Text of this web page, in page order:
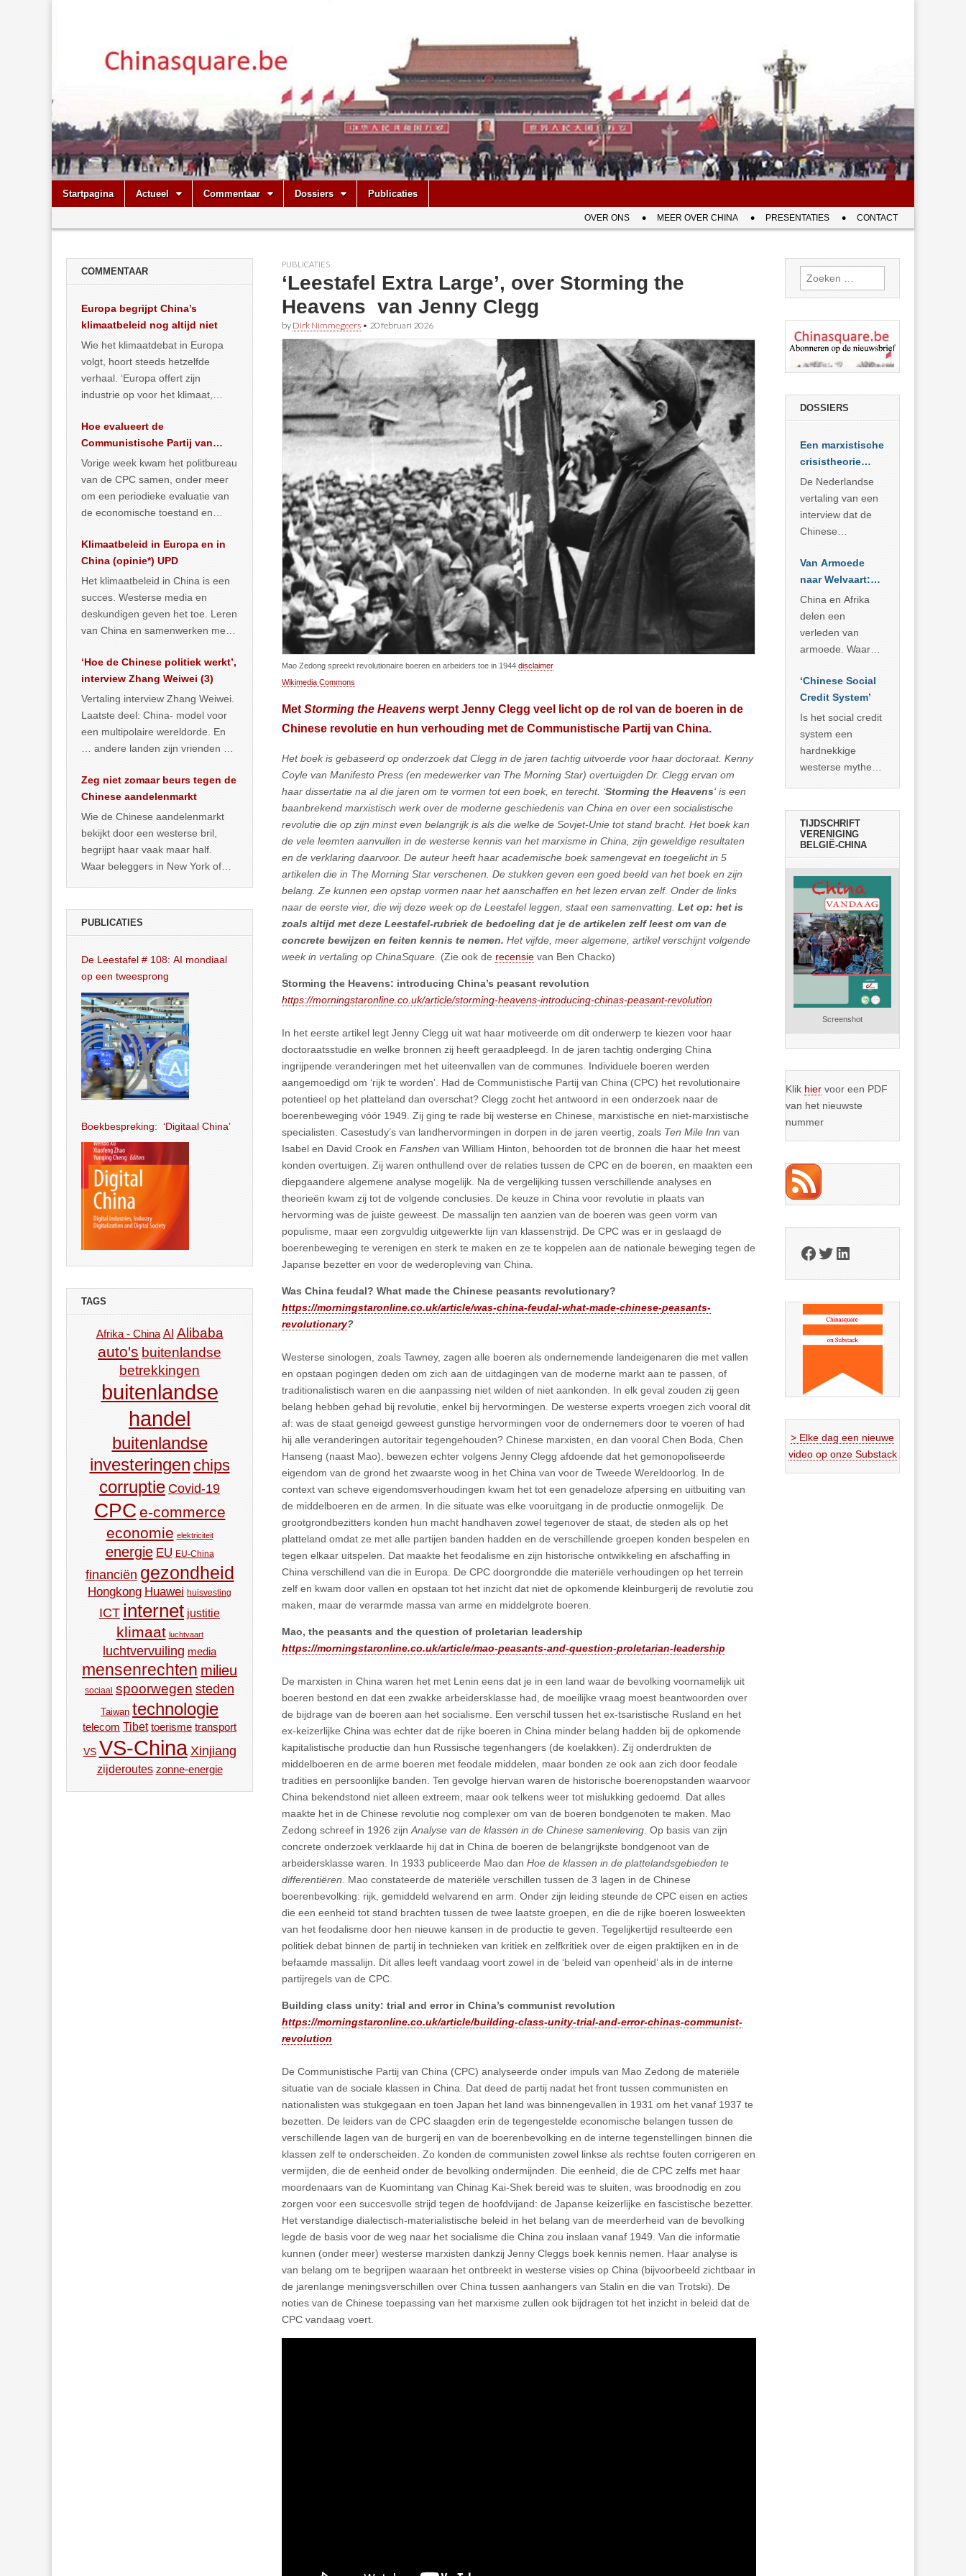
Chinasquare.be
Main
menu
Skip
Startpagina Actueel Commentaar Dossiers Publicaties
menu
OVER ONS MEER OVER CHINA PRESENTATIES CONTACT
PUBLICATIES
‘Leestafel Extra Large’, over Storming the
Heavens van Jenny Clegg
by Dirk Nimmegeers • 20 februari 2026
Mao Zedong spreekt revolutionaire boeren en arbeiders toe in 1944disclaimer
Wikimedia Commons
Met Storming the Heavens werpt Jenny Clegg veel licht op de rol van de boeren in de
Chinese revolutie en hun verhouding met de Communistische Partij van China.
Het boek is gebaseerd op onderzoek dat Clegg in de jaren tachtig uitvoerde voor haar doctoraat. Kenny
Coyle van Manifesto Press (en medewerker van The Morning Star) overtuigden Dr. Clegg ervan om
haar dissertatie na al die jaren om te vormen tot een boek, en terecht. ‘Storming the Heavens‘ is een
baanbrekend marxistisch werk over de moderne geschiedenis van China en over een socialistische
revolutie die op zijn minst even belangrijk is als die welke de Sovjet-Unie tot stand bracht. Het boek kan
de vele leemten aanvullen in de westerse kennis van het marxisme in China, zijn geweldige resultaten
en de verklaring daarvoor. De auteur heeft haar academische boek samengevat en toegelicht in 5
artikelen die in The Morning Star verschenen. De stukken geven een goed beeld van het boek en zijn
belang. Ze kunnen een opstap vormen naar het aanschaffen en het lezen ervan zelf. Onder de links
naar de eerste vier, die wij deze week op de Leestafel leggen, staat een samenvatting. Let op: het is
zoals altijd met deze Leestafel-rubriek de bedoeling dat je de artikelen zelf leest om van de
concrete bewijzen en feiten kennis te nemen. Het vijfde, meer algemene, artikel verschijnt volgende
week in vertaling op ChinaSquare. (Zie ook de recensie van Ben Chacko)
Storming the Heavens: introducing China’s peasant revolution
https://morningstaronline.co.uk/article/storming-heavens-introducing-chinas-peasant-revolution
In het eerste artikel legt Jenny Clegg uit wat haar motiveerde om dit onderwerp te kiezen voor haar
doctoraatsstudie en welke bronnen zij heeft geraadpleegd. In de jaren tachtig onderging China
ingrijpende veranderingen met het uiteenvallen van de communes. Individuele boeren werden
aangemoedigd om ‘rijk te worden’. Had de Communistische Partij van China (CPC) het revolutionaire
potentieel op het platteland dan overschat? Clegg zocht het antwoord in een onderzoek naar de
boerenbeweging vóór 1949. Zij ging te rade bij westerse en Chinese, marxistische en niet-marxistische
specialisten. Casestudy’s van landhervormingen in dorpen in de jaren veertig, zoals Ten Mile Inn van
Isabel en David Crook en Fanshen van William Hinton, behoorden tot de bronnen die haar het meest
konden overtuigen. Zij waren onthullend over de relaties tussen de CPC en de boeren, en maakten een
diepgaandere algemene analyse mogelijk. Na de vergelijking tussen verschillende analyses en
theorieën kwam zij tot de volgende conclusies. De keuze in China voor revolutie in plaats van
hervorming was de juiste geweest. De massalijn ten aanzien van de boeren was geen vorm van
populisme, maar een zorgvuldig uitgewerkte lijn van klassenstrijd. De CPC was er in geslaagd de
boerenbeweging te verenigen en sterk te maken en ze te koppelen aan de nationale beweging tegen de
Japanse bezetter en voor de wederopleving van China.
Was China feudal? What made the Chinese peasants revolutionary?
https://morningstaronline.co.uk/article/was-china-feudal-what-made-chinese-peasants-
revolutionary?
Westerse sinologen, zoals Tawney, zagen alle boeren als ondernemende landeigenaren die met vallen
en opstaan pogingen deden om zich aan de uitdagingen van de moderne markt aan te passen, of
traditionalistisch waren en die aanpassing niet wilden of niet aankonden. In elk geval zouden zij geen
belang hebben gehad bij revolutie, enkel bij hervormingen. De westerse experts vroegen zich vooral dit
af: was de staat geneigd geweest gunstige hervormingen voor de ondernemers door te voeren of had
hij alle veranderingen autoritair tegengehouden? Chinese marxisten, en dan vooral Chen Boda, Chen
Hanseng (naast Mao), bewezen echter volgens Jenny Clegg afdoende dat het gemonopoliseerde
eigendom van de grond het zwaarste woog in het China van voor de Tweede Wereldoorlog. In de
context van scheve eigendomsverhoudingen kwam het tot een genadeloze afpersing en uitbuiting van
de middelboeren en de armen. In die situate was elke vooruitgang in de productie onmogelijk. De
grootgrondbezitters konden hun macht handhaven zowel tegenover de staat, de steden als op het
platteland omdat ze met alle partijen banden hadden en de verschillende groepen konden bespelen en
tegen elkaar uitspelen. Dat maakte het feodalisme en zijn historische ontwikkeling en afschaffing in
China verschillend van die in Europa. De CPC doorgrondde die materiële verhoudingen op het terrein
zelf en kwam door vallen en opstaan tot het inzicht dat niet de opkomende kleinburgerij de revolutie zou
maken, maar de verarmde massa van arme en middelgrote boeren.
Mao, the peasants and the question of proletarian leadership
https://morningstaronline.co.uk/article/mao-peasants-and-question-proletarian-leadership
De marxisten in China waren het met Lenin eens dat je in een land waar de bevolking voornamelijk uit
boeren bestond en dat een zwakke arbeidersklasse had, de moeilijke vraag moest beantwoorden over
de bijdrage van de boeren aan het socialisme. Een verschil tussen het ex-tsaristische Rusland en het
ex-keizerlijke China was echter dat de rijke boeren in China minder belang hadden bij de opkomende
kapitalistische productie dan hun Russische tegenhangers (de koelakken). Zij onderdrukten de
middelboeren en de arme boeren met feodale middelen, maar bonden ze ook aan zich door feodale
tradities en persoonlijke banden. Ten gevolge hiervan waren de historische boerenopstanden waarvoor
China bekendstond niet alleen extreem, maar ook telkens weer tot mislukking gedoemd. Dat alles
maakte het in de Chinese revolutie nog complexer om van de boeren bondgenoten te maken. Mao
Zedong schreef in 1926 zijn Analyse van de klassen in de Chinese samenleving . Op basis van zijn
concrete onderzoek verklaarde hij dat in China de boeren de belangrijkste bondgenoot van de
arbeidersklasse waren. In 1933 publiceerde Mao dan Hoe de klassen in de plattelandsgebieden te
differentiëren. Mao constateerde de materiële verschillen tussen de 3 lagen in de Chinese
boerenbevolking: rijk, gemiddeld welvarend en arm. Onder zijn leiding steunde de CPC eisen en acties
die een eenheid tot stand brachten tussen de twee laatste groepen, en die de rijke boeren losweekten
van het feodalisme door hen nieuwe kansen in de productie te geven. Tegelijkertijd resulteerde een
politiek debat binnen de partij in technieken van kritiek en zelfkritiek over de eigen praktijken en in de
befaamde massalijn. Dit alles leeft vandaag voort zowel in de ‘beleid van openheid’ als in de interne
partijregels van de CPC.
Building class unity: trial and error in China’s communist revolution
https://morningstaronline.co.uk/article/building-class-unity-trial-and-error-chinas-communist-
revolution
De Communistische Partij van China (CPC) analyseerde onder impuls van Mao Zedong de materiële
situatie van de sociale klassen in China. Dat deed de partij nadat het front tussen communisten en
nationalisten was stukgegaan en toen Japan het land was binnengevallen in 1931 om het vanaf 1937 te
bezetten. De leiders van de CPC slaagden erin de tegengestelde economische belangen tussen de
verschillende lagen van de burgerij en van de boerenbevolking en de interne tegenstellingen binnen die
klassen zelf te onderscheiden. Zo konden de communisten zowel linkse als rechtse fouten corrigeren en
vermijden, die de eenheid onder de bevolking ondermijnden. Die eenheid, die de CPC zelfs met haar
moordenaars van de Kuomintang van Chinag Kai-Shek bereid was te sluiten, was broodnodig en zou
zorgen voor een succesvolle strijd tegen de hoofdvijand: de Japanse keizerlijke en fascistische bezetter.
Het verstandige dialectisch-materialistische beleid in het belang van de meerderheid van de bevolking
legde de basis voor de weg naar het socialisme die China zou inslaan vanaf 1949. Van die informatie
kunnen (onder meer) westerse marxisten dankzij Jenny Cleggs boek kennis nemen. Haar analyse is
van belang om te begrijpen waaraan het ontbreekt in westerse visies op China (bijvoorbeeld zichtbaar in
de jarenlange meningsverschillen over China tussen aanhangers van Stalin en die van Trotski). De
noties van de Chinese toepassing van het marxisme zullen ook bijdragen tot het inzicht in beleid dat de
CPC vandaag voert.
COMMENTAAR
Europa begrijpt China’s
klimaatbeleid nog altijd niet
Wie het klimaatdebat in Europa
volgt, hoort steeds hetzelfde
verhaal. ‘Europa offert zijn
industrie op voor het klimaat,
vergroening… >> lees meer
Hoe evalueert de
Communistische Partij van
China de economische
situatie?
Vorige week kwam het politbureau
van de CPC samen, onder meer
om een periodieke evaluatie van
de economische toestand en
publiceerden… >> lees meer
Klimaatbeleid in Europa en in
China (opinie*) UPD
Het klimaatbeleid in China is een
succes. Westerse media en
deskundigen geven het toe. Leren
van China en samenwerken met
… >> lees meer
‘Hoe de Chinese politiek werkt’,
interview Zhang Weiwei (3)
Vertaling interview Zhang Weiwei.
Laatste deel: China- model voor
een multipolaire wereldorde. En
… andere landen zijn vrienden of
Zeg niet zomaar beurs tegen de
Chinese aandelenmarkt
Wie de Chinese aandelenmarkt
bekijkt door een westerse bril,
begrijpt haar vaak maar half.
Waar beleggers in New York of
PUBLICATIES
De Leestafel # 108: AI mondiaal
op een tweesprong
Boekbespreking: ‘Digitaal China’
TAGS
Afrika - China AI Alibaba
auto's buitenlandse
betrekkingen
buitenlandse
handel
buitenlandse
investeringen chips
corruptie Covid-19
CPC e-commerce
economie elektriciteit
energie EU EU-China
financiën gezondheid
Hongkong Huawei huisvesting
ICT internet justitie
klimaat luchtvaart
luchtvervuiling media
mensenrechten milieu
sociaal spoorwegen steden
Taiwan technologie
telecom Tibet toerisme transport
VS VS-China Xinjiang
zijderoutes zonne-energie
Zoeken
naar:
DOSSIERS
Een marxistische
crisistheorie
voor vandaag
De Nederlandse
vertaling van een
interview dat de
Chinese
Sociale
Wetenschappen
afnam van de
Britse
marxistische
econoom Michael
zien dat
… >> lees meer
Van Armoede
naar Welvaart:
Wat Afrika kan
leren van
China’s
economisch
China en Afrika
delen een
verleden van
armoede. Waar
voorbije veertig
jaar in slaagde
meer dan 800
miljoen mensen
uit de armoede
… >> lees meer
‘Chinese Social
Credit System’
Is het social credit
system een
hardnekkige
westerse mythe of
TIJDSCHRIFT
VERENIGING
BELGIË-CHINA
Screenshot
Klik hier voor een PDF
van het nieuwste
nummer
Facebook
Twitter
LinkedIn
> Elke dag een nieuwe
video op onze Substack